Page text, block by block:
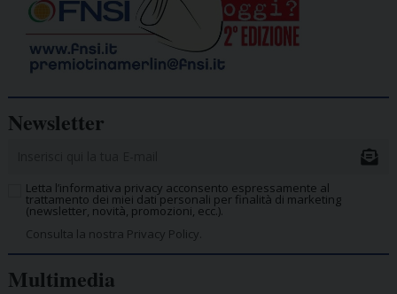
Newsletter
Letta l’informativa privacy acconsento espressamente al
trattamento dei miei dati personali per finalità di marketing
(newsletter, novità, promozioni, ecc.).
Consulta la nostra Privacy Policy.
Multimedia